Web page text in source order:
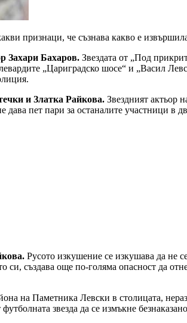
признаци, че съзнава какво е
Захари Бахаров. Звездата от „Под
„Цариградско шосе“ и „Васил
и Златка Райкова. Звездният актьор
пет пари за останалите участници в
Русото изкушение се изкушава да не
си, създава още по-голяма опасност да
на Паметника Левски в столицата,
звезда да се измъкне